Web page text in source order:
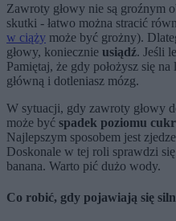
Zawroty głowy nie są groźnym
skutki - łatwo można stracić
w ciąży może być grożny).
głowy, koniecznie usiądź. Jeśli
Pamiętaj, że gdy położysz się
główną i dotleniasz mózg.
W sytuacji, gdy zawroty głowy
może być spadek poziomu
Najlepszym sposobem jest
Doskonale w tej roli sprawdzi
banana. Warto pić dużo wody.
Co robić, gdy pojawiają się